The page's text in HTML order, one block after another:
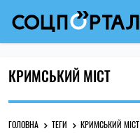
КРИМСЬКИЙ МІСТ
ГОЛОВНА ТЕГИ КРИМСЬКИЙ МІСТ